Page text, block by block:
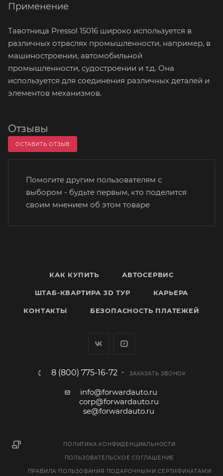
Применение
Тавотница Pressol 15016 широко используется в
различных отраслях промышленности, например, в
машиностроении, автомобильной
промышленности, судостроении и т.д. Она
используется для соединения различных деталей и
элементов механизмов.
Отзывы
ОСТАВИТЬ ОТЗЫВ
Помогите другим пользователям с
выбором - будьте первым, кто поделится
своим мнением об этом товаре
КАК КУПИТЬ АВТОСЕРВИС
ШТАБ-КВАРТИРА 3D ТУР КАРЬЕРА
КОНТАКТЫ БЕЗОПАСНОСТЬ ПЛАТЕЖЕЙ
8 (800) 775-16-72 ЗАКАЗАТЬ ЗВОНОК
info@forwardauto.ru
corp@forwardauto.ru
se@forwardauto.ru
ПОЛИТИКА КОНФИДЕНЦИАЛЬНОСТИ
ПОЛЬЗОВАТЕЛЬСКОЕ СОГЛАШЕНИЕ
ПРАВИЛА ПОЛЬЗОВАНИЯ ПОДАРОЧНЫМИ СЕРТИФИКАТАМИ